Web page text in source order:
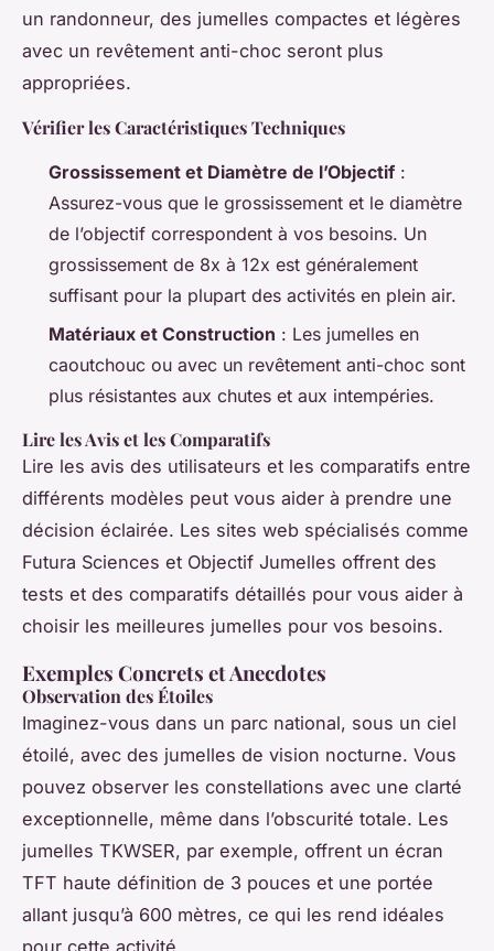
un randonneur, des jumelles compactes et légères
avec un revêtement anti-choc seront plus
appropriées.
Vérifier les Caractéristiques Techniques
Grossissement et Diamètre de l’Objectif :
Assurez-vous que le grossissement et le diamètre
de l’objectif correspondent à vos besoins. Un
grossissement de 8x à 12x est généralement
suffisant pour la plupart des activités en plein air.
Matériaux et Construction : Les jumelles en
caoutchouc ou avec un revêtement anti-choc sont
plus résistantes aux chutes et aux intempéries.
Lire les Avis et les Comparatifs
Lire les avis des utilisateurs et les comparatifs entre
différents modèles peut vous aider à prendre une
décision éclairée. Les sites web spécialisés comme
Futura Sciences et Objectif Jumelles offrent des
tests et des comparatifs détaillés pour vous aider à
choisir les meilleures jumelles pour vos besoins.
Exemples Concrets et Anecdotes
Observation des Étoiles
Imaginez-vous dans un parc national, sous un ciel
étoilé, avec des jumelles de vision nocturne. Vous
pouvez observer les constellations avec une clarté
exceptionnelle, même dans l’obscurité totale. Les
jumelles TKWSER, par exemple, offrent un écran
TFT haute définition de 3 pouces et une portée
allant jusqu’à 600 mètres, ce qui les rend idéales
pour cette activité.